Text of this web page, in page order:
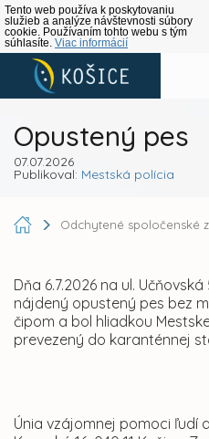
Tento web používa k poskytovaniu
služieb a analýze návštevnosti súbory
cookie. Používaním tohto webu s tým
súhlasíte. Viac informácií
Opustený pes
07.07.2026
Publikoval: Mestská polícia
Odchytené spoločenské
Dňa 6.7.2026 na ul.
nájdený opustený pes bez
čipom a bol hliadkou
prevezený do karanténnej
Únia vzájomnej pomoci ľudí